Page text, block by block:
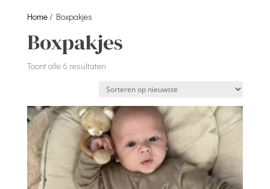
Home/ Boxpakjes
Boxpakjes
Toont alle 6 resultatenGesorteerd
nieuwste